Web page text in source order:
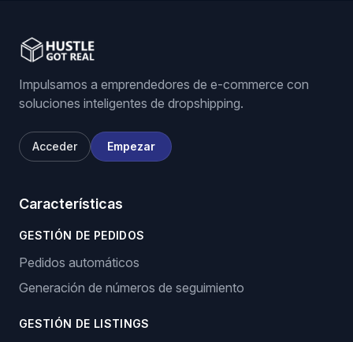
Impulsamos a emprendedores de e-commerce con
soluciones inteligentes de dropshipping.
Acceder Empezar
Características
GESTIÓN DE PEDIDOS
Pedidos automáticos
Generación de números de seguimiento
GESTIÓN DE LISTINGS